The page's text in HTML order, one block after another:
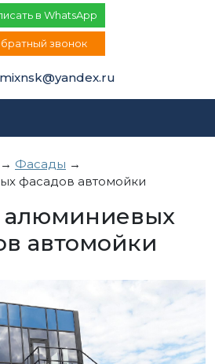
в WhatsApp
звонок
→ Фасады →
фасадов автомойки
автомойки